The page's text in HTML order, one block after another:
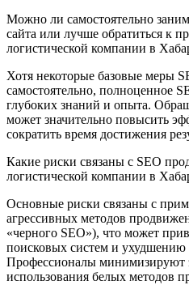
Можно ли самостоятельно
сайта или лучше обратиться к
логистической компании в
Хотя некоторые базовые меры
самостоятельно, полноценное
глубоких знаний и опыта.
может значительно повысить
сократить время достижения
Какие риски связаны с SEO
логистической компании в
Основные риски связаны с
агрессивных методов
«черного SEO»), что может
поисковых систем и ухудшению
Профессионалы минимизируют
использования белых методов